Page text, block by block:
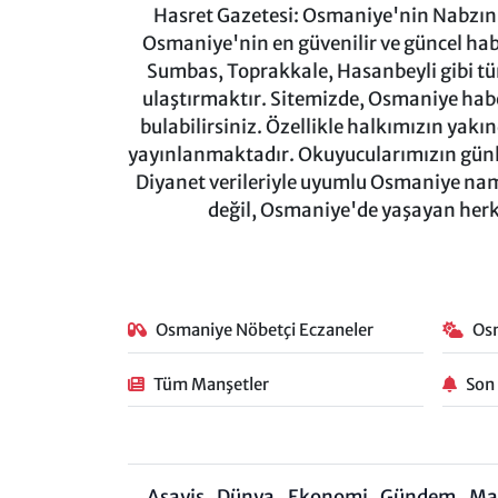
Hasret Gazetesi: Osmaniye'nin
Osmaniye'nin en güvenilir ve güncel
Sumbas, Toprakkale, Hasanbeyli gibi
ulaştırmaktır. Sitemizde, Osmaniye
bulabilirsiniz. Özellikle halkımızın
yayınlanmaktadır. Okuyucularımızın
Diyanet verileriyle uyumlu Osmaniye
değil, Osmaniye'de yaşayan
Osmaniye Nöbetçi Eczaneler
Tüm Manşetler